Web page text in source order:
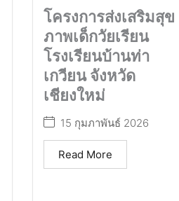
โครงการส่งเสริมสุข
ภาพเด็กวัยเรียน
โรงเรียนบ้านท่า
เกวียน จังหวัด
เชียงใหม่
15 กุมภาพันธ์ 2026
Read More